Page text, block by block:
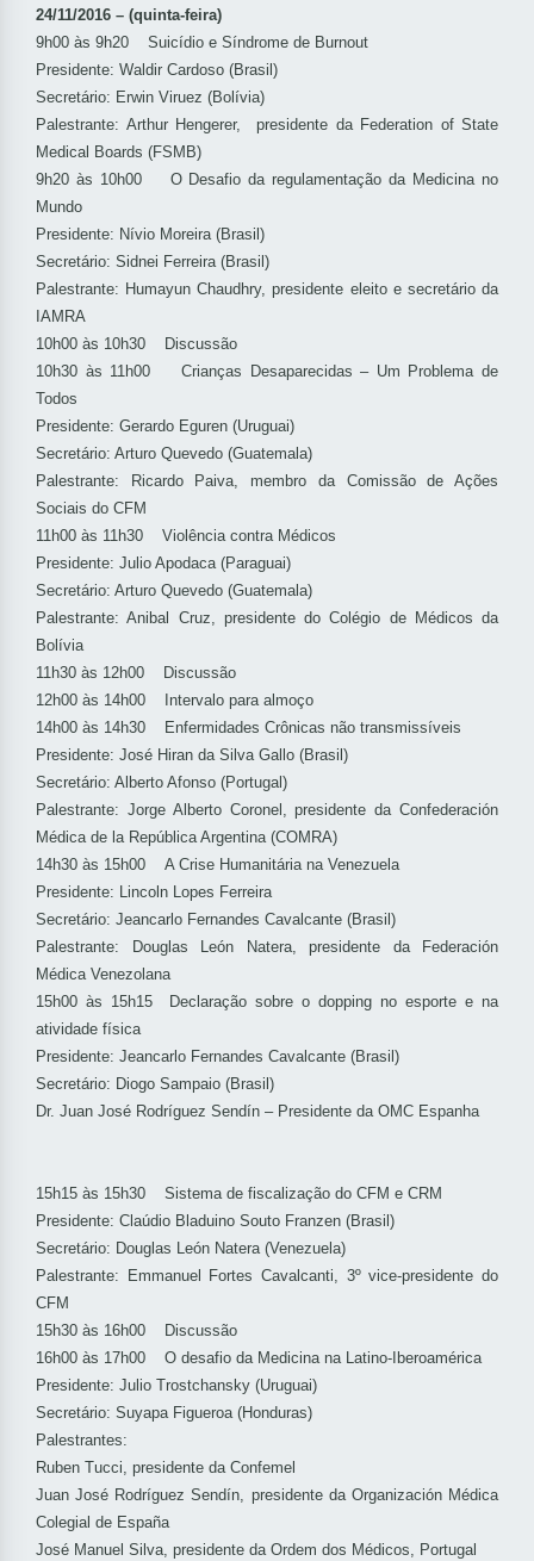
24/11/2016 – (quinta-feira)
9h00 às 9h20 Suicídio e Síndrome de Burnout
Presidente: Waldir Cardoso (Brasil)
Secretário: Erwin Viruez (Bolívia)
Palestrante: Arthur Hengerer, presidente da Federation of State
Medical Boards (FSMB)
9h20 às 10h00 O Desafio da regulamentação da Medicina no
Mundo
Presidente: Nívio Moreira (Brasil)
Secretário: Sidnei Ferreira (Brasil)
Palestrante: Humayun Chaudhry, presidente eleito e secretário da
IAMRA
10h00 às 10h30 Discussão
10h30 às 11h00 Crianças Desaparecidas – Um Problema de
Todos
Presidente: Gerardo Eguren (Uruguai)
Secretário: Arturo Quevedo (Guatemala)
Palestrante: Ricardo Paiva, membro da Comissão de Ações
Sociais do CFM
11h00 às 11h30 Violência contra Médicos
Presidente: Julio Apodaca (Paraguai)
Secretário: Arturo Quevedo (Guatemala)
Palestrante: Anibal Cruz, presidente do Colégio de Médicos da
Bolívia
11h30 às 12h00 Discussão
12h00 às 14h00 Intervalo para almoço
14h00 às 14h30 Enfermidades Crônicas não transmissíveis
Presidente: José Hiran da Silva Gallo (Brasil)
Secretário: Alberto Afonso (Portugal)
Palestrante: Jorge Alberto Coronel, presidente da Confederación
Médica de la República Argentina (COMRA)
14h30 às 15h00 A Crise Humanitária na Venezuela
Presidente: Lincoln Lopes Ferreira
Secretário: Jeancarlo Fernandes Cavalcante (Brasil)
Palestrante: Douglas León Natera, presidente da Federación
Médica Venezolana
15h00 às 15h15 Declaração sobre o dopping no esporte e na
atividade física
Presidente: Jeancarlo Fernandes Cavalcante (Brasil)
Secretário: Diogo Sampaio (Brasil)
Dr. Juan José Rodríguez Sendín – Presidente da OMC Espanha
15h15 às 15h30 Sistema de fiscalização do CFM e CRM
Presidente: Claúdio Bladuino Souto Franzen (Brasil)
Secretário: Douglas León Natera (Venezuela)
Palestrante: Emmanuel Fortes Cavalcanti, 3º vice-presidente do
CFM
15h30 às 16h00 Discussão
16h00 às 17h00 O desafio da Medicina na Latino-Iberoamérica
Presidente: Julio Trostchansky (Uruguai)
Secretário: Suyapa Figueroa (Honduras)
Palestrantes:
Ruben Tucci, presidente da Confemel
Juan José Rodríguez Sendín, presidente da Organización Médica
Colegial de España
José Manuel Silva, presidente da Ordem dos Médicos, Portugal